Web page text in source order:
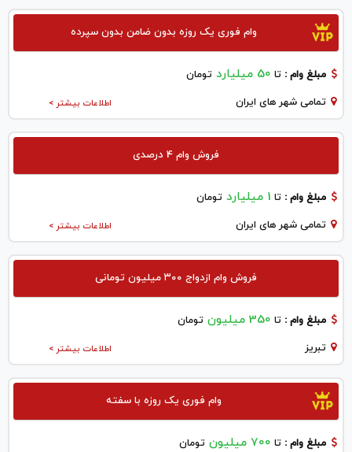
وام فوری یک روزه بدون ضامن بدون سپرده
مبلغ وام : تا 50 میلیارد تومان
اطلاعات بیشتر > تمامی شهر های ایران
فروش وام 4 درصدی
مبلغ وام : تا 1 میلیارد تومان
اطلاعات بیشتر > تمامی شهر های ایران
فروش وام ازدواج ۳۰۰ میلیون تومانی
مبلغ وام : تا 350 میلیون تومان
اطلاعات بیشتر > تبريز
وام فوری یک روزه با سفته
مبلغ وام : تا 700 میلیون تومان